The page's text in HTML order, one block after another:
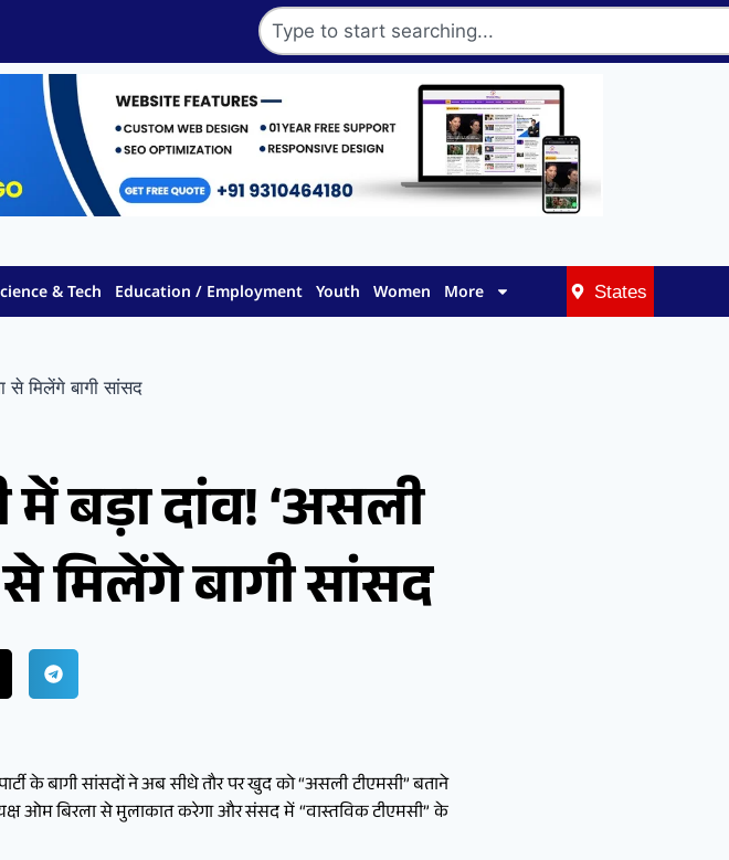
& Tech Education / Employment Youth Women More States
से मिलेंगे बागी सांसद
बड़ा दांव! ‘असली
मिलेंगे बागी सांसद
के बागी सांसदों ने अब सीधे तौर पर खुद को “असली टीएमसी” बताने
ओम बिरला से मुलाकात करेगा और संसद में “वास्तविक टीएमसी” के